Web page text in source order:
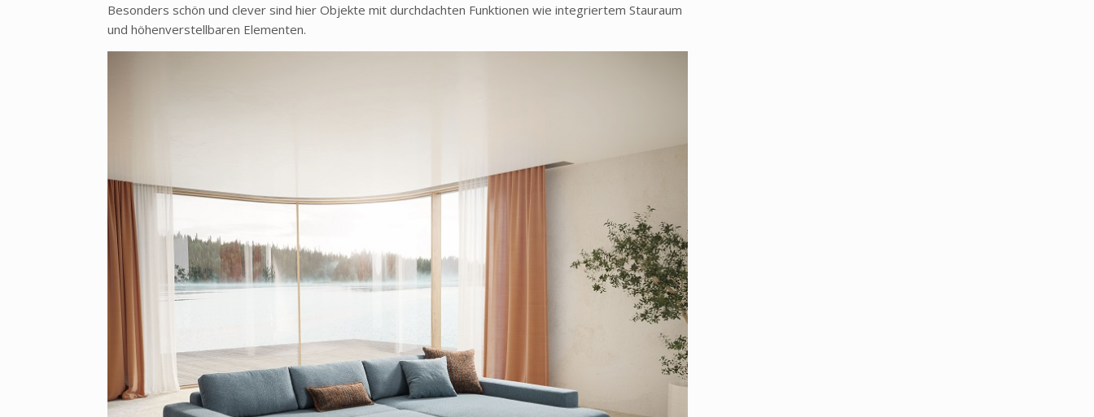
Besonders schön und clever sind hier Objekte mit durchdachten Funktionen wie integriertem Stauraum
und höhenverstellbaren Elementen.